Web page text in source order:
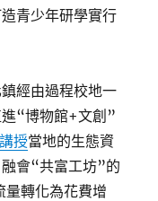
青少年研學實行
經由過程校地一
“博物館+文創”
授當地的生態資
會“共富工坊”的
轉化為花費增